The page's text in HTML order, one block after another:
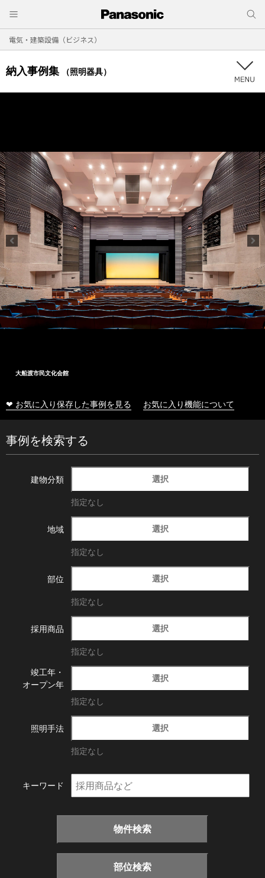
電気・建築設備（ビジネス）
納入事例集 （照明器具）
大船渡市民文化会館
❤ お気に入り保存した事例を見る お気に入り機能について
事例を検索する
建物分類 選択
指定なし
地域 選択
指定なし
部位 選択
指定なし
採用商品 選択
指定なし
竣工年・
オープン年
選択
指定なし
照明手法 選択
指定なし
キーワード
物件検索
部位検索